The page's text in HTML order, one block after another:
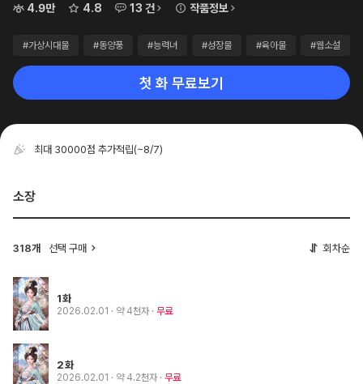
4.9만
4.8 13 건 작품정보
#가상시대물 #동양풍 #능력녀 #성장물 #육아물 #웹소설
첫 화 무료보기
최대 30000점 추가적립(~8/7)
소장
318개 선택 구매 회차순
1화
2026.02.01 · 약 4천자 무료
2화
2026.02.01 · 약 4.2천자 무료